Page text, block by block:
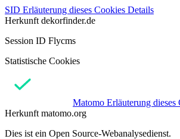
SID Erläuterung dieses Cookies Details
Herkunft dekorfinder.de
Session ID Flycms
Statistische Cookies
Matomo Erläuterung dieses
Herkunft matomo.org
Dies ist ein Open Source-Webanalysedienst.